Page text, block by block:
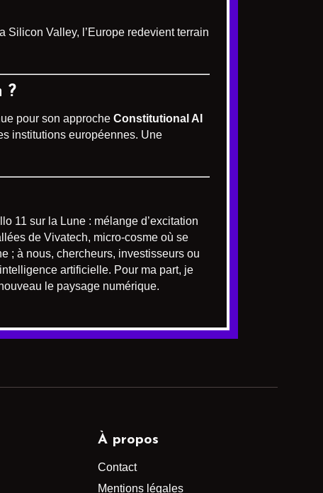
Silicon Valley, l’Europe redevient terrain
?
pour son approche Constitutional AI
institutions européennes. Une
11 sur la Lune : mélange d’excitation
de Vivatech, micro-cosme où se
; à nous, chercheurs, investisseurs ou
artificielle. Pour ma part, je
le paysage numérique.
À propos
Contact
Mentions légales